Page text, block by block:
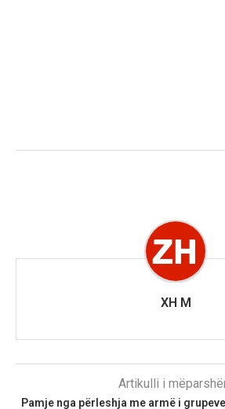
XH M
Artikulli i
Pamje nga përleshja me armë i